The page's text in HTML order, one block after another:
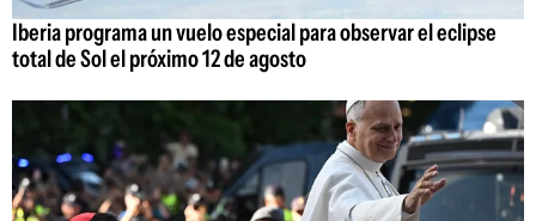
Iberia programa un vuelo especial para observar el eclipse
total de Sol el próximo 12 de agosto